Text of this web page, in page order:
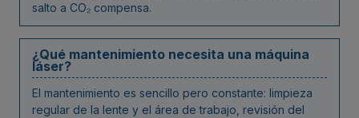
salto a CO₂ compensa.
¿Qué mantenimiento necesita una máquina
láser?
El mantenimiento es sencillo pero constante: limpieza
regular de la lente y el área de trabajo, revisión del